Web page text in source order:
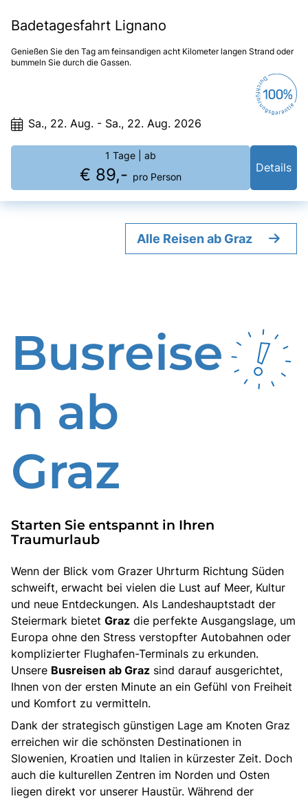
Badetagesfahrt Lignano
Genießen Sie den Tag am feinsandigen acht Kilometer langen Strand oder
bummeln Sie durch die Gassen.
Sa., 22. Aug. - Sa., 22. Aug. 2026
1 Tage | ab
€ 89,- pro Person
Details
Alle Reisen ab Graz
Busreise
n ab
Graz
Starten Sie entspannt in Ihren
Traumurlaub
Wenn der Blick vom Grazer Uhrturm Richtung Süden
schweift, erwacht bei vielen die Lust auf Meer, Kultur
und neue Entdeckungen. Als Landeshauptstadt der
Steiermark bietet Graz die perfekte Ausgangslage, um
Europa ohne den Stress verstopfter Autobahnen oder
komplizierter Flughafen-Terminals zu erkunden.
Unsere Busreisen ab Graz sind darauf ausgerichtet,
Ihnen von der ersten Minute an ein Gefühl von Freiheit
und Komfort zu vermitteln.
Dank der strategisch günstigen Lage am Knoten Graz
erreichen wir die schönsten Destinationen in
Slowenien, Kroatien und Italien in kürzester Zeit. Doch
auch die kulturellen Zentren im Norden und Osten
liegen direkt vor unserer Haustür. Während der